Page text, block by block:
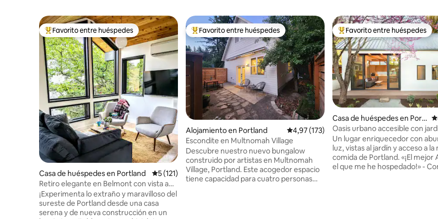
Favorito entre los huéspedes más destacados
Favorito entre huéspedes
Casa de huéspedes en Portland Calificación promedio: 5 de 5. 121 evaluaciones
5 (121)
Retiro elegante en Belmont con vista a
los árboles y cama king
¡Experimenta lo extraño y maravilloso del
sureste de Portland desde una casa
serena y de nueva construcción en un
Favorito entre los huéspedes más destacados
Favorito entre huéspedes
Alojamiento en Portland Calificación promedio: 4,97 de 5. 173
4,97 (173)
Escondite en Multnomah Village
Descubre nuestro nuevo bungalow
construido por artistas en Multnomah
Village, Portland. Este acogedor espacio
tiene capacidad para cuatro personas
Favorito entre los huéspedes
Favorito entre huéspedes
Casa de huéspedes en Portl
and
Oasis urbano accesible con
ganador del premio AIA
Un lugar enriquecedor con
luz, vistas al jardín y acceso a la
comida de Portland. «¡El mejor Airbnb en
el que me he hospedado!» -